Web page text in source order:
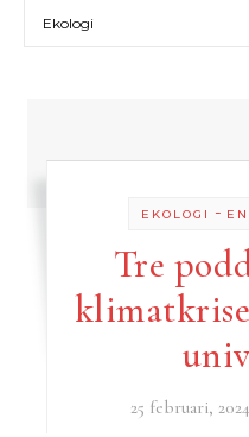
EKOLOGI -
Tre
25 februari, 2024